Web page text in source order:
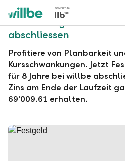
Alerts.Headline
willbe Festgeld zu USD
abschliessen
Profitiere von Planbarkeit
Kursschwankungen. Jetzt
für 8 Jahre bei willbe
Zins am Ende der Laufzeit
69'009.61 erhalten.